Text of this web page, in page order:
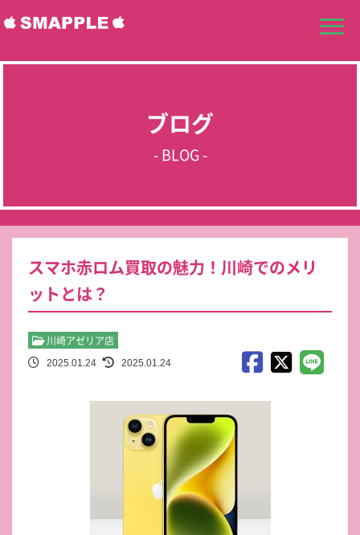
ブログ
- BLOG -
スマホ赤ロム買取の魅力！川崎でのメリ
ットとは？
川崎アゼリア店
2025.01.24 2025.01.24